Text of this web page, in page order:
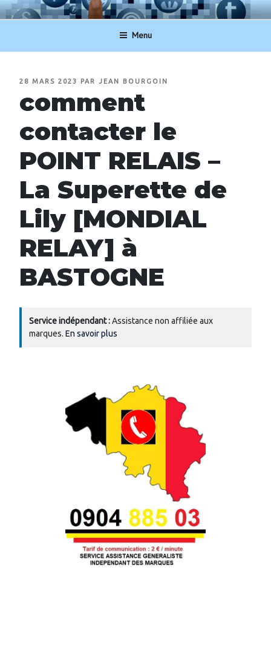
Aller
au
principal
NUMERO-SERVICECLIENT.BE
Menu
PUBLIÉ
28 MARS 2023 PAR JEAN BOURGOIN
comment
contacter le
POINT RELAIS –
La Superette de
Lily [MONDIAL
RELAY] à
BASTOGNE
Service indépendant :Assistance non affiliée aux
marques. En savoir plus